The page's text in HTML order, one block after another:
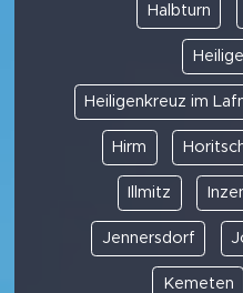
Halbturn
Heiligenkreuz im
Hirm
Illmitz
Jennersdorf
Kemeten